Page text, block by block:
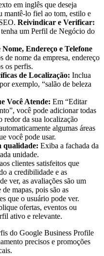
em inglês que deseja
mantê-lo fiel ao tom, estilo e
Reivindicar e Verificar:
um Perfil de Negócio do
Endereço e Telefone
de nome da empresa, endereço
os perfis.
de Localização: Inclua
exemplo, “salão de beleza
Você Atende: Em “Editar
você pode adicionar todas
redor da sua localização
algumas áreas
você pode usar.
qualidade: Exiba a fachada da
unidade.
clientes satisfeitos que
a credibilidade e as
ver, as avaliações são um
mapas, pois são as
que o usuário pode ver.
ofertas, eventos ou
ativo e relevante.
do Google Business Profile
precisos e promoções